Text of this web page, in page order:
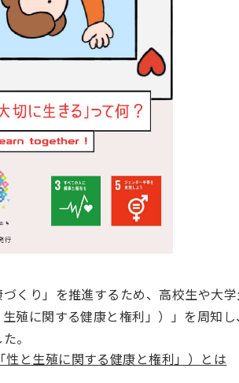
くり」を推進するため、高校生や大
殖に関する健康と権利」）」を周知
。
と生殖に関する健康と権利」）とは